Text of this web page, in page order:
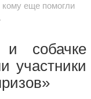
еще помогли
и собачке
участники